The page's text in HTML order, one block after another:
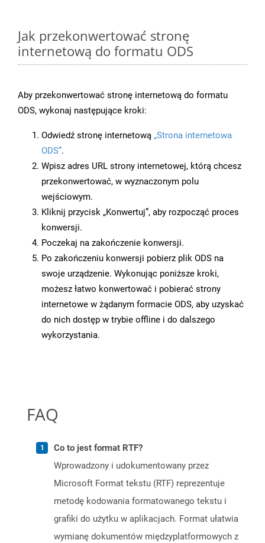
Jak przekonwertować stronę
internetową do formatu ODS
Aby przekonwertować stronę internetową do formatu
ODS, wykonaj następujące kroki:
Odwiedź stronę internetową „Strona internetowa
ODS”.
Wpisz adres URL strony internetowej, którą chcesz
przekonwertować, w wyznaczonym polu
wejściowym.
Kliknij przycisk „Konwertuj”, aby rozpocząć proces
konwersji.
Poczekaj na zakończenie konwersji.
Po zakończeniu konwersji pobierz plik ODS na
swoje urządzenie. Wykonując poniższe kroki,
możesz łatwo konwertować i pobierać strony
internetowe w żądanym formacie ODS, aby uzyskać
do nich dostęp w trybie offline i do dalszego
wykorzystania.
FAQ
Co to jest format RTF?
Wprowadzony i udokumentowany przez
Microsoft Format tekstu (RTF) reprezentuje
metodę kodowania formatowanego tekstu i
grafiki do użytku w aplikacjach. Format ułatwia
wymianę dokumentów międzyplatformowych z